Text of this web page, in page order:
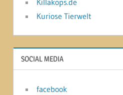
Killakops.de
Kuriose Tierwelt
SOCIAL MEDIA
facebook